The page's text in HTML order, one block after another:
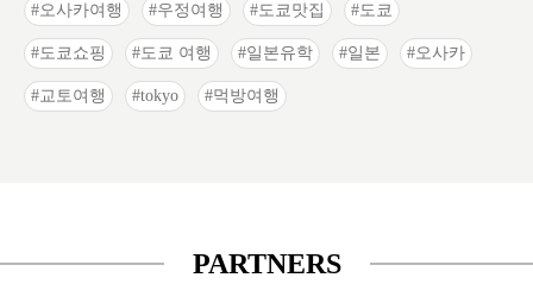
오사카여행 우정여행 도쿄맛집 도쿄
도쿄쇼핑 도쿄 여행 일본유학 일본 오사카
교토여행 tokyo 먹방여행
PARTNERS